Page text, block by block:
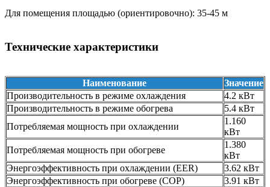
Для помещения площадью (ориентировочно): 35-45 м
Технические характеристики
Наименование
Значение
Производительность в режиме охлаждения
4.2 кВт
Производительность в режиме обогрева
5.4 кВт
Потребляемая мощность при охлаждении
1.160
кВт
Потребляемая мощность при обогреве
1.380
кВт
Энергоэффективность при охлаждении (EER)
3.62 кВт
Энергоэффективность при обогреве (COP)
3.91 кВт